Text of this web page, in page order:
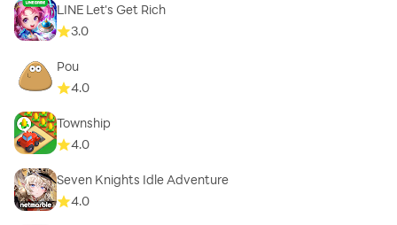
LINE Let's Get Rich
3.0
Pou
4.0
Township
4.0
Seven Knights Idle Adventure
4.0